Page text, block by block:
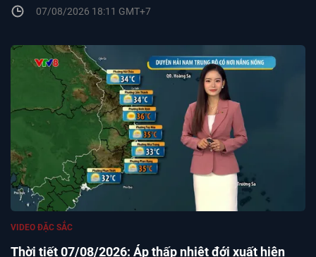
07/08/2026 18:11 GMT+7
Thời tiết 07/08/2026: Áp thấp nhiệt đới xuất hiện
VIDEO ĐẶC SẮC